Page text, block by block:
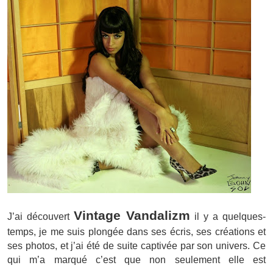
J’ai découvert Vintage Vandalizm il y a quelques-
temps, je me suis plongée dans ses écris, ses créations et
ses photos, et j’ai été de suite captivée par son univers. Ce
qui m’a marqué c’est que non seulement elle est